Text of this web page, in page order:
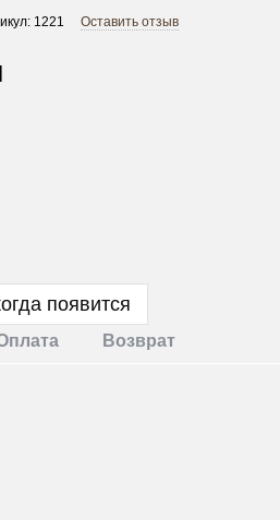
1221 Оставить отзыв
появится
Возврат